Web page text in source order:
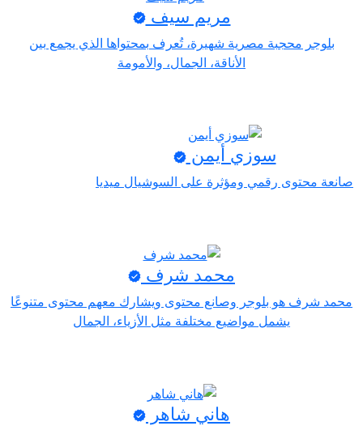
مريم سيف
بلوجر محجبة مصرية شهيرة، تُعرف بمحتواها الذي يجمع بين
الأناقة، الجمال، والأمومة
سوزي أيمن
صانعة محتوى رقمي ومؤثرة على السوشيال ميديا
محمد شرف
محمد شرف هو بلوجر وصانع محتوى ويشارك معهم محتوى متنوعًا
يشمل مواضيع مختلفة مثل الأزياء، الجمال
هاني شاهر